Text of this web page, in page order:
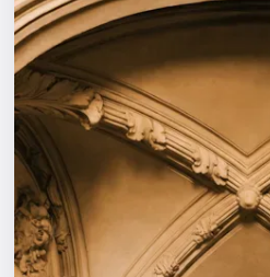
Выставки
Квесты
Экскурсии
Спорт
События